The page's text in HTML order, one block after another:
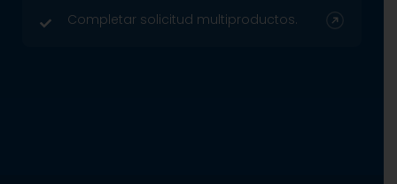
Completar solicitud multiproductos.